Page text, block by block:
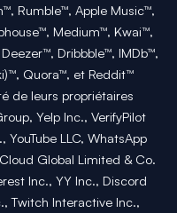
Rumble™, Apple Music™,
Medium™, Kwai™,
Dribbble™, IMDb™,
Quora™, et Reddit™
de leurs propriétaires
Yelp Inc., VerifyPilot
LLC, WhatsApp
Global Limited & Co.
Inc., YY Inc., Discord
Twitch Interactive Inc.,